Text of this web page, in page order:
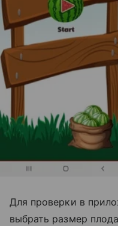
Для проверки в
выбрать размер